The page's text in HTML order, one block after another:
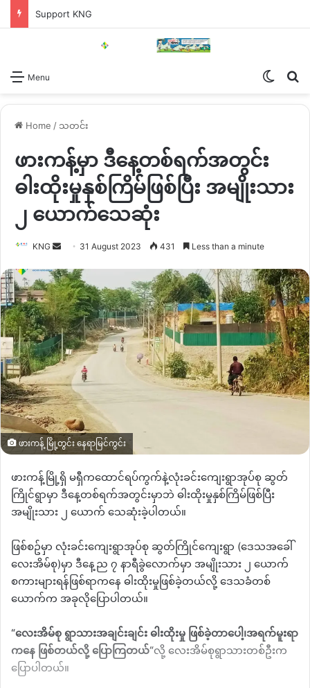
Support KNG
Menu
Home / သတင်း
ဖားကန့်မှာ ဒီနေ့တစ်ရက်အတွင်း
ဓါးထိုးမှုနှစ်ကြိမ်ဖြစ်ပြီး အမျိုးသား
၂ ယောက်သေဆုံး
KNG
Send
email
31 August 2023 431 Less than a minute
ဖားကန့် မြို့တွင်း နေရာမြင်ကွင်း
ဖားကန့်မြို့ရှိ မရှီကထောင်ရပ်ကွက်နဲ့လုံးခင်းကျေးရွာအုပ်စု ဆွတ်
ကြိုင်ရွာမှာ ဒီနေ့တစ်ရက်အတွင်းမှာဘဲ ဓါးထိုးမှုနှစ်ကြိမ်ဖြစ်ပြီး
အမျိုးသား ၂ ယောက် သေဆုံးခဲ့ပါတယ်။
ဖြစ်စဥ်မှာ လုံးခင်းကျေးရွာအုပ်စု ဆွတ်ကြိုင်ကျေးရွာ (ဒေသအခေါ်
လေးအိမ်စု)မှာ ဒီနေ့ည ၇ နာရီခွဲလောက်မှာ အမျိုးသား ၂ ယောက်
စကားများရန်ဖြစ်ရာကနေ ဓါးထိုးမှုဖြစ်ခဲ့တယ်လို့ ဒေသခံတစ်
ယောက်က အခုလိုပြောပါတယ်။
“လေးအိမ်စု ရွာသားအချင်းချင်း ဓါးထိုးမှု ဖြစ်ခဲ့တာပေါ့၊အရက်မူးရာ
ကနေ ဖြစ်တယ်လို့ ပြောကြတယ်“လို့ လေးအိမ်စုရွာသားတစ်ဦးက
ပြောပါတယ်။